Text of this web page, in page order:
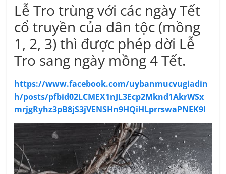
Lễ Tro trùng với các ngày Tết
cổ truyền của dân tộc (mồng
1, 2, 3) thì được phép dời Lễ
Tro sang ngày mồng 4 Tết.
https://www.facebook.com/uybanmucvugiadin
h/posts/pfbid02LCMEX1nJL3Ecp2Mknd1AkrWSx
mrjgRyhz3pB8jS3jVENSHn9HQiHLprrswaPNEK9l